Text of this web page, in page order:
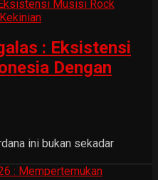
: Eksistensi
Dengan
ini bukan sekadar